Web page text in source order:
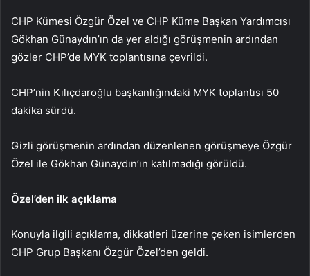
CHP Kümesi Özgür Özel ve CHP Küme Başkan Yardımcısı
Gökhan Günaydın’ın da yer aldığı görüşmenin ardından
gözler CHP’de MYK toplantısına çevrildi.
CHP’nin Kılıçdaroğlu başkanlığındaki MYK toplantısı 50
dakika sürdü.
Gizli görüşmenin ardından düzenlenen görüşmeye Özgür
Özel ile Gökhan Günaydın’ın katılmadığı görüldü.
Özel’den ilk açıklama
Konuyla ilgili açıklama, dikkatleri üzerine çeken isimlerden
CHP Grup Başkanı Özgür Özel’den geldi.